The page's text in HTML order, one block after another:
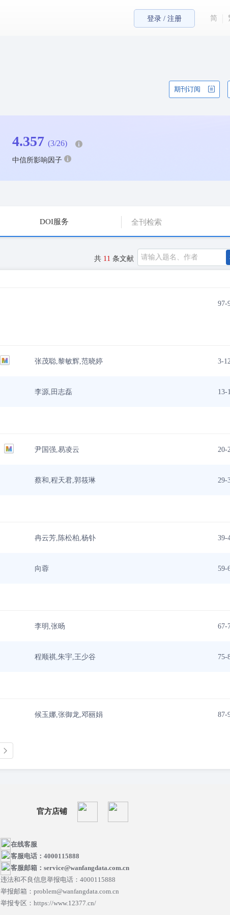
登录 / 注册 简
期刊订阅
4.357 (3/26)
中信所影响因子
DOI服务
共 11 条文献
97-
张茂聪,黎敏辉,范晓婷 3-
李源,田志磊 13-
尹国强,易凌云 20-
蔡和,程天君,郭筱琳 29-
冉云芳,陈松柏,杨钋 39-
向蓉 59-
李明,张旸 67-
程顺祺,朱宇,王少谷 75-
候玉娜,张御龙,邓丽娟 87-
官方店铺
在线客服
客服电话：4000115888
客服邮箱：service@wanfangdata.com.cn
违法和不良信息举报电话：4000115888
举报邮箱：problem@wanfangdata.com.cn
举报专区：https://www.12377.cn/